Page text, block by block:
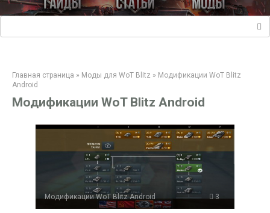
Главная страница » Моды для WoT Blitz » Модификации WoT Blitz
Android
Модификации WoT Blitz Android
Модификации WoT Blitz Android 3